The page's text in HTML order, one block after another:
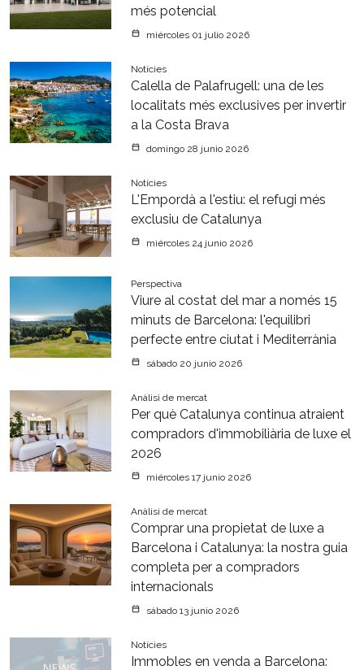
més potencial
miércoles 01 julio 2026
Notícies
Calella de Palafrugell: una de les
localitats més exclusives per invertir
a la Costa Brava
domingo 28 junio 2026
Notícies
L'Empordà a l'estiu: el refugi més
exclusiu de Catalunya
miércoles 24 junio 2026
Perspectiva
Viure al costat del mar a només 15
minuts de Barcelona: l'equilibri
perfecte entre ciutat i Mediterrània
sábado 20 junio 2026
Anàlisi de mercat
Per què Catalunya continua atraient
compradors d'immobiliària de luxe el
2026
miércoles 17 junio 2026
Anàlisi de mercat
Comprar una propietat de luxe a
Barcelona i Catalunya: la nostra guia
completa per a compradors
internacionals
sábado 13 junio 2026
Notícies
Immobles en venda a Barcelona: